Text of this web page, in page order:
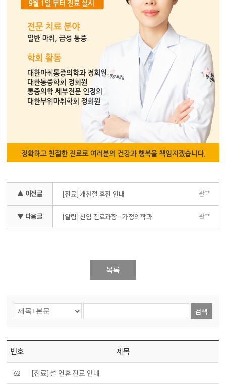
▲ 이전글 [진료] 개천절 휴진 안내 관**
▼ 다음글 [알림] 신임 진료과장 - 가정의학과 관**
목록
검색
번호 제목
62 [진료] 설 연휴 진료 안내